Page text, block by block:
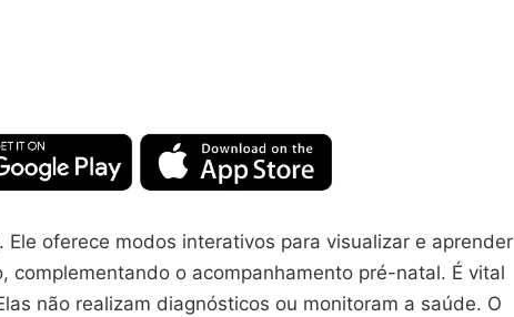
Ele oferece modos interativos para visualizar e aprender
complementando o acompanhamento pré-natal. É vital
não realizam diagnósticos ou monitoram a saúde. O